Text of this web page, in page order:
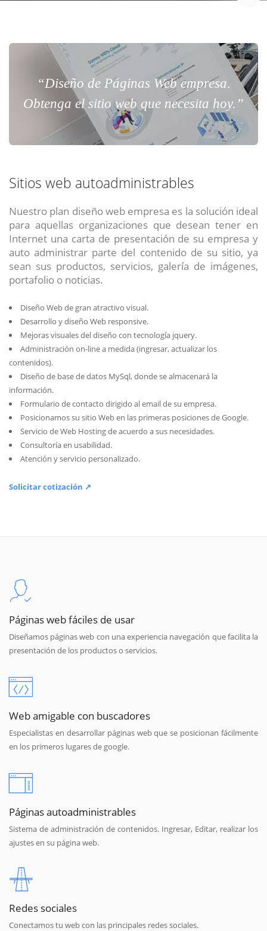
“Diseño de Páginas Web empresa.
Obtenga el sitio web que necesita hoy.”
Sitios web autoadministrables
Nuestro plan diseño web empresa es la solución ideal
para aquellas organizaciones que desean tener en
Internet una carta de presentación de su empresa y
auto administrar parte del contenido de su sitio, ya
sean sus productos, servicios, galería de imágenes,
portafolio o noticias.
Diseño Web de gran atractivo visual.
Desarrollo y diseño Web responsive.
Mejoras visuales del diseño con tecnología jquery.
Administración on-line a medida (ingresar, actualizar los
contenidos).
Diseño de base de datos MySql, donde se almacenará la
información.
Formulario de contacto dirigido al email de su empresa.
Posicionamos su sitio Web en las primeras posiciones de Google.
Servicio de Web Hosting de acuerdo a sus necesidades.
Consultoría en usabilidad.
Atención y servicio personalizado.
Solicitar cotización ↗
Páginas web fáciles de usar
Diseñamos páginas web con una experiencia navegación que facilita la
presentación de los productos o servicios.
Web amigable con buscadores
Especialistas en desarrollar páginas web que se posicionan fácilmente
en los primeros lugares de google.
Páginas autoadministrables
Sistema de administración de contenidos. Ingresar, Editar, realizar los
ajustes en su página web.
Redes sociales
Conectamos tu web con las principales redes sociales.